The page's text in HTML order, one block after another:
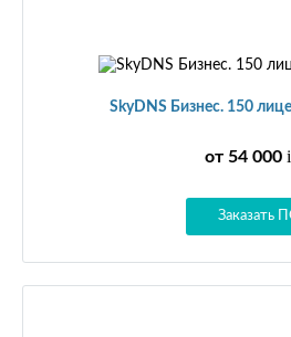
SkyDNS Бизнес. 150
от 54 000 i
Заказать